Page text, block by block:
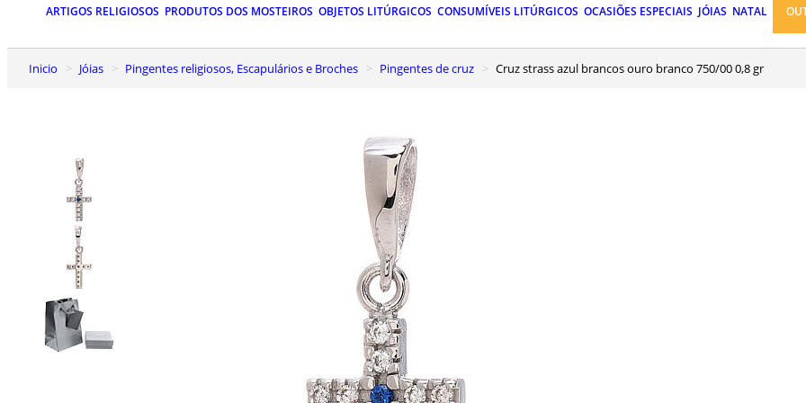
ARTIGOS RELIGIOSOS PRODUTOS DOS MOSTEIROS OBJETOS LITÚRGICOS CONSUMÍVEIS LITÚRGICOS OCASIÕES ESPECIAIS JÓIAS NATAL
Inicio Jóias Pingentes religiosos, Escapulários e Broches Pingentes de cruz Cruz strass azul brancos ouro branco 750/00 0,8 gr